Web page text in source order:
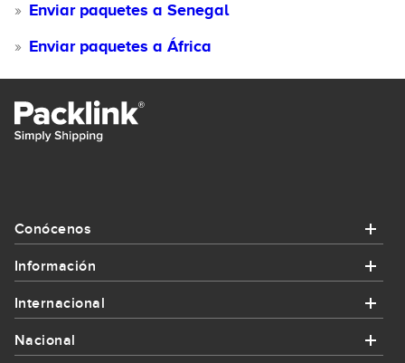
Enviar paquetes a Senegal
Enviar paquetes a África
Conócenos
Información
Internacional
Nacional